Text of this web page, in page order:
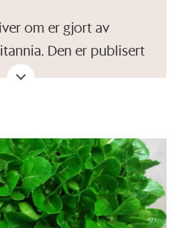
om er gjort av
Den er publisert